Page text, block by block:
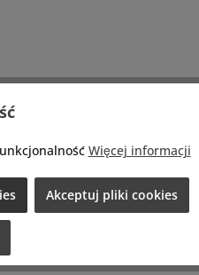
Więcej informacji
Akceptuj pliki cookies